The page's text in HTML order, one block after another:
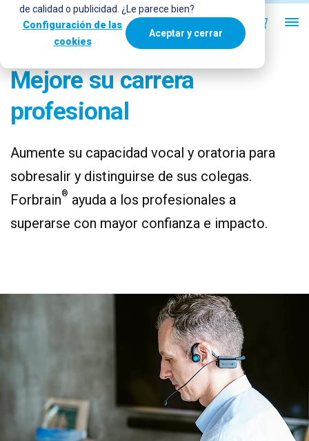
de calidad o publicidad. ¿Le parece bien?
Configuración de las
cookies
Aceptar y cerrar
Mejore su carrera
profesional
Aumente su capacidad vocal y oratoria para
sobresalir y distinguirse de sus colegas.
Forbrain® ayuda a los profesionales a
superarse con mayor confianza e impacto.